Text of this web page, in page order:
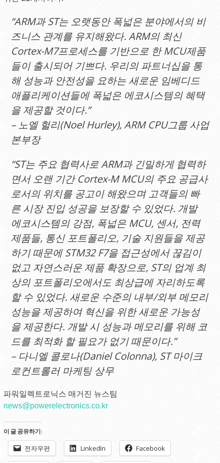
“ARM과 ST는 오랫동안 폭넓은 분야에서의 비
즈니스 관계를 유지해왔다. ARM의 최신
Cortex-M7프로세스를 기반으로 한 MCU제품
들이 출시되어 기쁘다. 우리의 파트너십을 통
해 성능과 안전성을 요하는 새로운 임베디드
애플리케이션들에 폭넓은 에코시스템의 혜택
을 제공할 것이다.”
– 노엘 헐리(Noel Hurley), ARM CPU그룹 사업
본부장
“ST는 주요 협력사로 ARM과 긴밀하게 협력하
면서 오랜 기간 Cortex-M MCU의 주요 공급사
로서의 위치를 공고이 해왔으며 고객들의 빠
른 시장 진입 성공을 보장할 수 있었다. 개발
에코시스템의 강점, 폭넓은 MCU, 센서, 전력
제품들, 통신 포트폴리오, 기술 지원들을 제공
하기 때문에 STM32 F7을 접근성에서 끊김이
없고 자연스러운 제품 확장으로, ST의 업계 최
상의 포트폴리오에서도 최상급에 자리하도록
할 수 있었다. 새로운 수준의 내부/외부 메모리
성능을 제공하여 혁신을 위한 새로운 가능성
을 제공한다. 개발 시 성능과 메모리를 위해 코
드를 최적화 할 필요가 없기 때문이다.”
– 다니엘 콜로나(Daniel Colonna), ST 마이크
로컨트롤러 마케팅 상무
파워일렉트로닉스 매거진 뉴스팀
news@powerelectronics.co.kr
이 글 공유하기:
전자우편 LinkedIn Facebook